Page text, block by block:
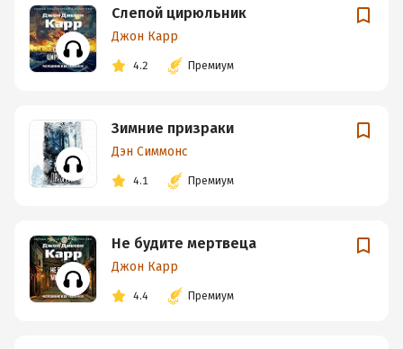
Слепой цирюльник
Джон Карр
4.2 Премиум
Зимние призраки
Дэн Симмонс
4.1 Премиум
Не будите мертвеца
Джон Карр
4.4 Премиум